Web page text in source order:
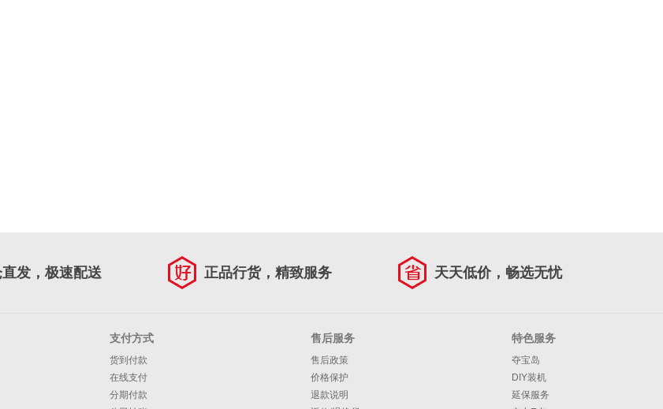
发，极速配送 正品行货，精致服务 天天低价，畅选无忧
支付方式
货到付款
在线支付
分期付款
售后服务
售后政策
价格保护
退款说明
特色服务
夺宝岛
DIY装机
延保服务